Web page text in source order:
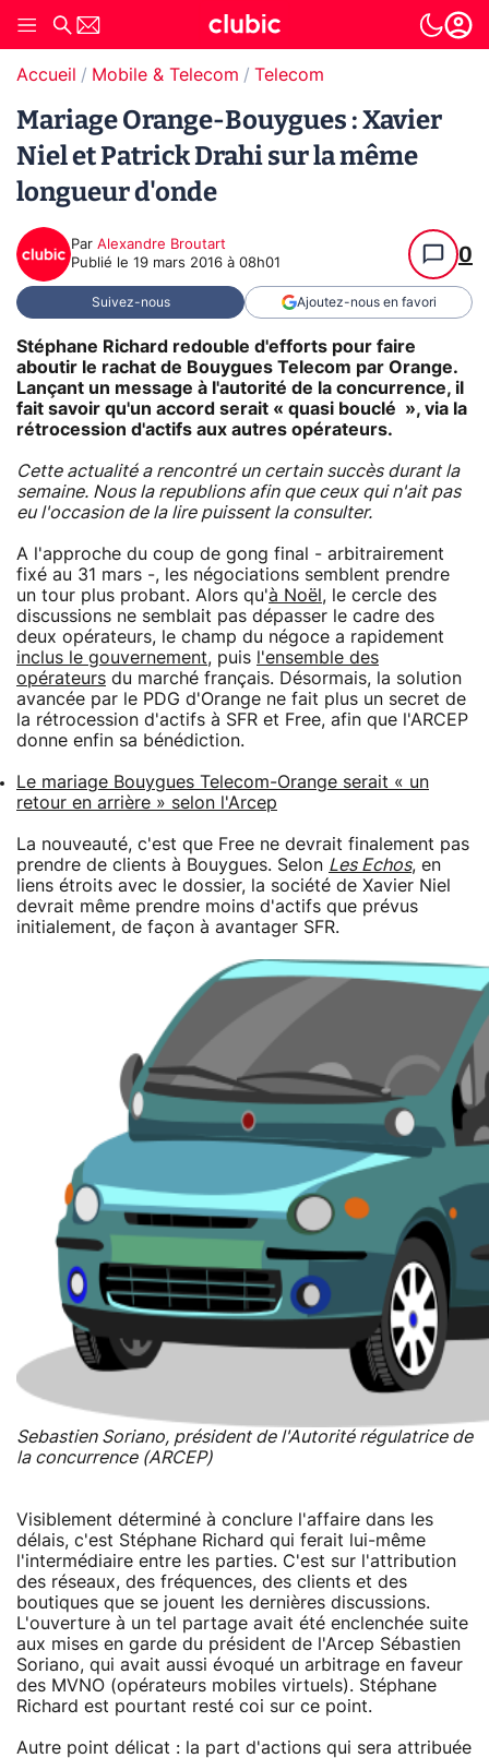
Accueil Mobile & Telecom Telecom
Mariage Orange-Bouygues : Xavier
Niel et Patrick Drahi sur la même
longueur d'onde
Par Alexandre Broutart
Publié le 19 mars 2016 à 08h01 0
Suivez-nous Ajoutez-nous en favori
Stéphane Richard redouble d'efforts pour faire
aboutir le rachat de Bouygues Telecom par Orange.
Lançant un message à l'autorité de la concurrence, il
fait savoir qu'un accord serait « quasi bouclé », via la
rétrocession d'actifs aux autres opérateurs.
Cette actualité a rencontré un certain succès durant la
semaine. Nous la republions afin que ceux qui n'ait pas
eu l'occasion de la lire puissent la consulter.
A l'approche du coup de gong final - arbitrairement
fixé au 31 mars -, les négociations semblent prendre
un tour plus probant. Alors qu'à Noël , le cercle des
discussions ne semblait pas dépasser le cadre des
deux opérateurs, le champ du négoce a rapidement
inclus le gouvernement, puis
l'ensemble des
opérateurs du marché français. Désormais, la solution
avancée par le PDG d'Orange ne fait plus un secret de
la rétrocession d'actifs à SFR et Free, afin que l'ARCEP
donne enfin sa bénédiction.
Le mariage Bouygues Telecom-Orange serait « un
retour en arrière » selon l'Arcep
La nouveauté, c'est que Free ne devrait finalement pas
prendre de clients à Bouygues. Selon Les Echos, en
liens étroits avec le dossier, la société de Xavier Niel
devrait même prendre moins d'actifs que prévus
initialement, de façon à avantager SFR.
Sebastien Soriano, président de l'Autorité régulatrice de
la concurrence (ARCEP)
Visiblement déterminé à conclure l'affaire dans les
délais, c'est Stéphane Richard qui ferait lui-même
l'intermédiaire entre les parties. C'est sur l'attribution
des réseaux, des fréquences, des clients et des
boutiques que se jouent les dernières discussions.
L'ouverture à un tel partage avait été enclenchée suite
aux mises en garde du président de l'Arcep Sébastien
Soriano, qui avait aussi évoqué un arbitrage en faveur
des MVNO (opérateurs mobiles virtuels). Stéphane
Richard est pourtant resté coi sur ce point.
Autre point délicat : la part d'actions qui sera attribuée